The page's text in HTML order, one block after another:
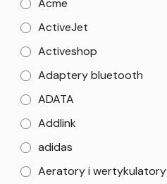
Acme
ActiveJet
Activeshop
Adaptery bluetooth
ADATA
Addlink
adidas
Aeratory i wertykulatory